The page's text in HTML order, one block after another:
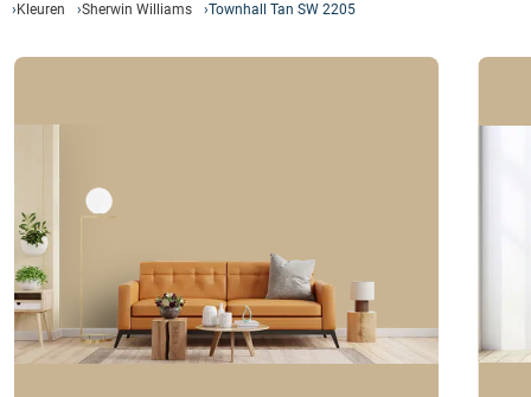
Kleuren Sherwin Williams Townhall Tan SW 2205